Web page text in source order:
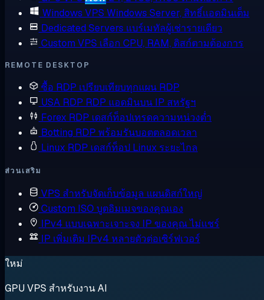
Windows VPS Windows Server, สิทธิ์แอดมินเต็ม
Dedicated Servers แบร์เมทัลผู้เช่ารายเดียว
Custom VPS เลือก CPU, RAM, ดิสก์ตามต้องการ
REMOTE DESKTOP
ซื้อ RDP เปรียบเทียบทุกแผน RDP
USA RDP RDP แอดมินบน IP สหรัฐฯ
Forex RDP เดสก์ท็อปเทรดความหน่วงต่ำ
Botting RDP พร้อมรันบอตตลอดเวลา
Linux RDP เดสก์ท็อป Linux ระยะไกล
ส่วนเสริม
VPS สำหรับจัดเก็บข้อมูล แผนดิสก์ใหญ่
Custom ISO บูตอิมเมจของคุณเอง
IPv4 แบบเฉพาะเจาะจง IP ของคุณ ไม่แชร์
IP เพิ่มเติม IPv4 หลายตัวต่อเซิร์ฟเวอร์
ใหม่
GPU VPS สำหรับงาน AI